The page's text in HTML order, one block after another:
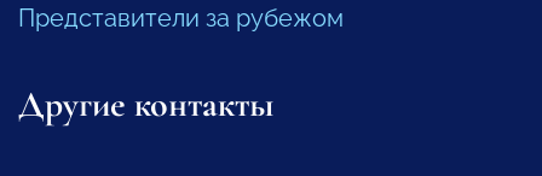
Представители за рубежом
Другие контакты